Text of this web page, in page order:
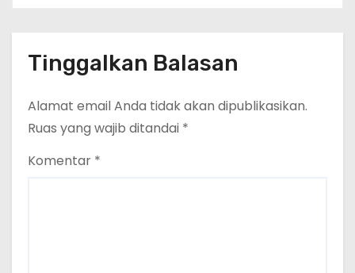
Tinggalkan Balasan
Alamat email Anda tidak akan dipublikasikan.
Ruas yang wajib ditandai *
Komentar *